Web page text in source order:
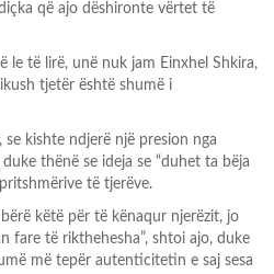
që ajo dëshironte vërtet të
le të lirë, unë nuk jam Einxhel Shkira,
tjetër është shumë i
kishte ndjerë një presion nga
thënë se ideja se “duhet ta bëja
të tjerëve.
këtë për të kënaqur njerëzit, jo
fare të rikthehesha”, shtoi ajo, duke
më tepër autenticitetin e saj sesa